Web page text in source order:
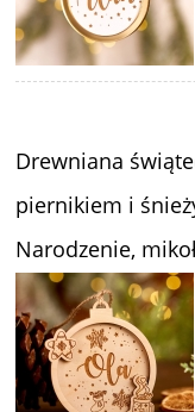
Drewniana
piernikiem i
Narodzenie,